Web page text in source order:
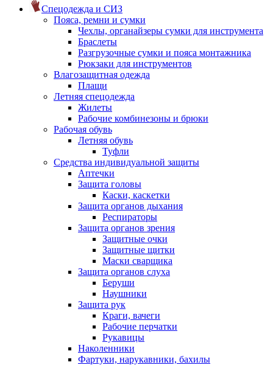
Спецодежда и СИЗ
Пояса, ремни и сумки
Чехлы, органайзеры сумки для инструмента
Браслеты
Разгрузочные сумки и пояса монтажника
Рюкзаки для инструментов
Влагозащитная одежда
Плащи
Летняя спецодежда
Жилеты
Рабочие комбинезоны и брюки
Рабочая обувь
Летняя обувь
Туфли
Средства индивидуальной защиты
Аптечки
Защита головы
Каски, каскетки
Защита органов дыхания
Респираторы
Защита органов зрения
Защитные очки
Защитные щитки
Маски сварщика
Защита органов слуха
Беруши
Наушники
Защита рук
Краги, вачеги
Рабочие перчатки
Рукавицы
Наколенники
Фартуки, нарукавники, бахилы